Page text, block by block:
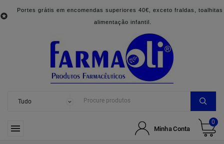

Portes grátis em encomendas superiores 40€, exceto fraldas, toalhitas
alimentação infantil.
 Minha Conta
0